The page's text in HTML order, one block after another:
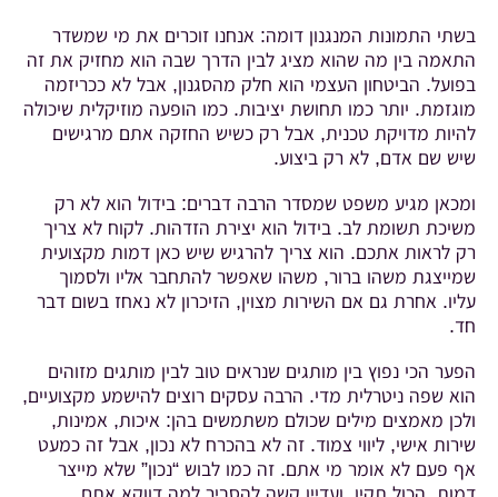
בשתי התמונות המנגנון דומה: אנחנו זוכרים את מי שמשדר
התאמה בין מה שהוא מציג לבין הדרך שבה הוא מחזיק את זה
בפועל. הביטחון העצמי הוא חלק מהסגנון, אבל לא ככריזמה
מוגזמת. יותר כמו תחושת יציבות. כמו הופעה מוזיקלית שיכולה
להיות מדויקת טכנית, אבל רק כשיש החזקה אתם מרגישים
שיש שם אדם, לא רק ביצוע.
ומכאן מגיע משפט שמסדר הרבה דברים: בידול הוא לא רק
משיכת תשומת לב. בידול הוא יצירת הזדהות. לקוח לא צריך
רק לראות אתכם. הוא צריך להרגיש שיש כאן דמות מקצועית
שמייצגת משהו ברור, משהו שאפשר להתחבר אליו ולסמוך
עליו. אחרת גם אם השירות מצוין, הזיכרון לא נאחז בשום דבר
חד.
הפער הכי נפוץ בין מותגים שנראים טוב לבין מותגים מזוהים
הוא שפה ניטרלית מדי. הרבה עסקים רוצים להישמע מקצועיים,
ולכן מאמצים מילים שכולם משתמשים בהן: איכות, אמינות,
שירות אישי, ליווי צמוד. זה לא בהכרח לא נכון, אבל זה כמעט
אף פעם לא אומר מי אתם. זה כמו לבוש “נכון” שלא מייצר